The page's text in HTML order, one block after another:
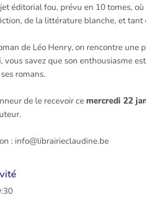
éditorial fou, prévu en 10 tomes,
de la littérature blanche, et tant
de Léo Henry, on rencontre une
vous savez que son enthousiasme
romans.
de le recevoir ce mercredi 22
: info@librairieclaudine.be